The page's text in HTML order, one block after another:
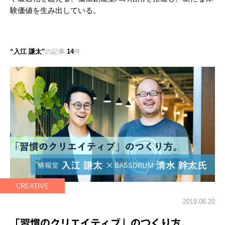
験価値を生み出している。
入江 謙太 の記事 14件
CREATIVE
2019.06.20
「習慣のクリエイティブ」のつくり方。